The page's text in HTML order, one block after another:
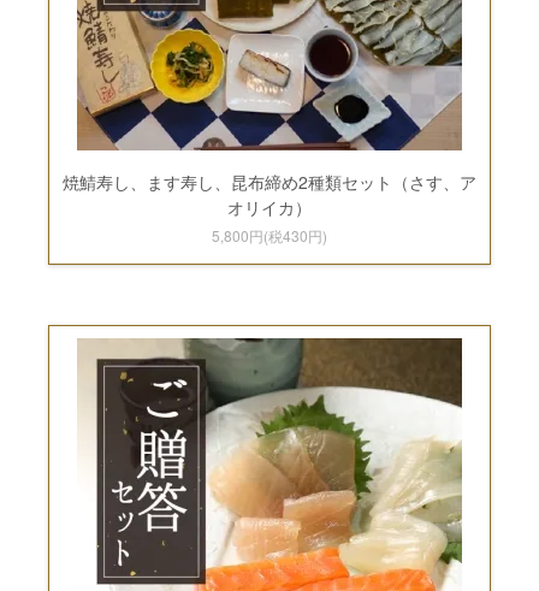
焼鯖寿し、ます寿し、昆布締め2種類セット（さす、ア
オリイカ）
5,800円(税430円)